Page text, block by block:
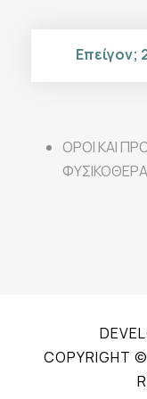
Επείγον;
ΟΡΟΙ ΚΑΙ
COPYRIGHT